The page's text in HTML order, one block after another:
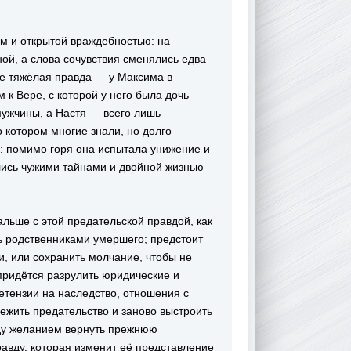
и открытой враждебностью: на
а слова сочувствия сменялись едва
тяжёлая правда — у Максима в
к Вере, с которой у него была дочь
а Настя — всего лишь
многие знали, но долго
помимо горя она испытала унижение и
чужими тайнами и двойной жизнью
с этой предательской правдой, как
родственниками умершего; предстоит
или сохранить молчание, чтобы не
разрулить юридические и
на наследство, отношения с
предательство и заново выстроить
желанием вернуть прежнюю
которая изменит её представление